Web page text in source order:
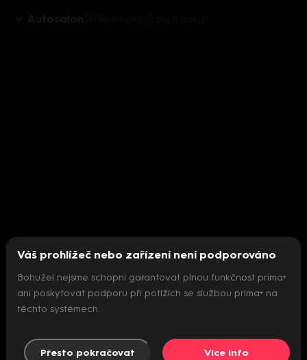
Autosalon
Nepodařilo se inicializovat přehrávač
Váš prohlížeč nebo zařízení není podporováno
Bohužel nejsme schopni garantovat plnou funkčnost prima+
ani poskytovat podporu při potížích se službou prima+ na
těchto systémech.
Přesto pokračovat Více info